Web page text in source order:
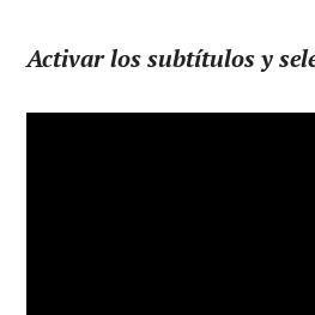
Activar los subtítulos y